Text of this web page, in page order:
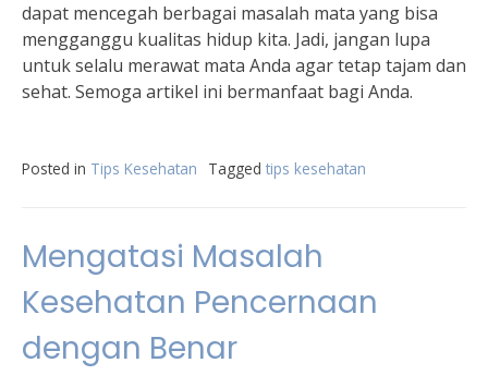
dapat mencegah berbagai masalah mata yang bisa
mengganggu kualitas hidup kita. Jadi, jangan lupa
untuk selalu merawat mata Anda agar tetap tajam dan
sehat. Semoga artikel ini bermanfaat bagi Anda.
Posted in Tips Kesehatan Tagged tips kesehatan
Mengatasi Masalah
Kesehatan Pencernaan
dengan Benar